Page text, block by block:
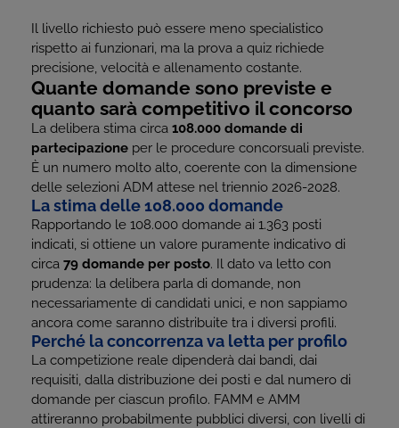
Il livello richiesto può essere meno specialistico
rispetto ai funzionari, ma la prova a quiz richiede
precisione, velocità e allenamento costante.
Quante domande sono previste e
quanto sarà competitivo il concorso
La delibera stima circa 108.000 domande di
partecipazione per le procedure concorsuali previste.
È un numero molto alto, coerente con la dimensione
delle selezioni ADM attese nel triennio 2026-2028.
La stima delle 108.000 domande
Rapportando le 108.000 domande ai 1.363 posti
indicati, si ottiene un valore puramente indicativo di
circa 79 domande per posto. Il dato va letto con
prudenza: la delibera parla di domande, non
necessariamente di candidati unici, e non sappiamo
ancora come saranno distribuite tra i diversi profili.
Perché la concorrenza va letta per profilo
La competizione reale dipenderà dai bandi, dai
requisiti, dalla distribuzione dei posti e dal numero di
domande per ciascun profilo. FAMM e AMM
attireranno probabilmente pubblici diversi, con livelli di